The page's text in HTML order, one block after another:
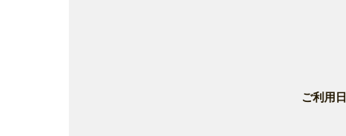
ご利用日